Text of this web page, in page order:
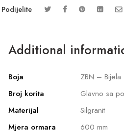
Podijelite
Additional
Boja
ZBN – Bijela
Broj korita
Glavno sa
Materijal
Silgranit
Mjera ormara
600 mm